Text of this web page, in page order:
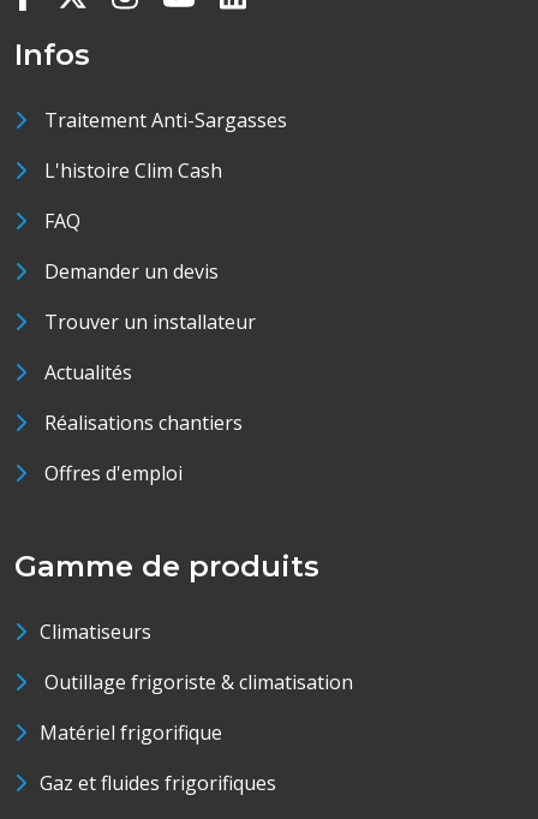
Infos
Traitement Anti-Sargasses
L'histoire Clim Cash
FAQ
Demander un devis
Trouver un installateur
Actualités
Réalisations chantiers
Offres d'emploi
Gamme de produits
Climatiseurs
Outillage frigoriste & climatisation
Matériel frigorifique
Gaz et fluides frigorifiques